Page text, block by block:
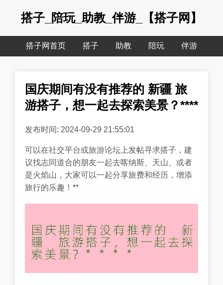
搭子_陪玩_助教_伴游_【搭子网】
搭子网首页 搭子 助教 陪玩 伴游
国庆期间有没有推荐的 新疆 旅
游搭子，想一起去探索美景？****
发布时间: 2024-09-29 21:55:01
可以在社交平台或旅游论坛上发帖寻求搭子，建
议找志同道合的朋友一起去喀纳斯、天山、或者
是火焰山，大家可以一起分享旅费和经历，增添
旅行的乐趣！**